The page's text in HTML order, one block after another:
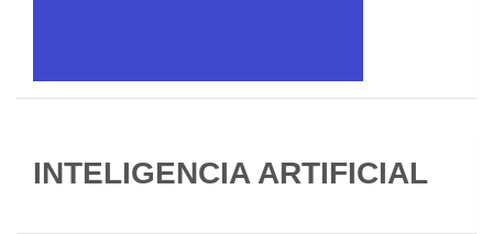
INTELIGENCIA ARTIFICIAL